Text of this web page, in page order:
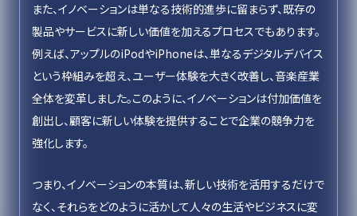
また、イノベーションは単なる技術的進歩に留まらず、既存の
製品やサービスに新しい価値を加えるプロセスでもあります。
例えば、アップルのiPodやiPhoneは、単なるデジタルデバイス
という枠組みを超え、ユーザー体験を大きく改善し、音楽産業
全体を変革しました。このように、イノベーションは付加価値を
創出し、顧客に新しい体験を提供することで企業の競争力を
強化します。
つまり、イノベーションの本質は、新しい技術を活用するだけで
なく、それらをどのように活かして人々の生活やビジネスに変